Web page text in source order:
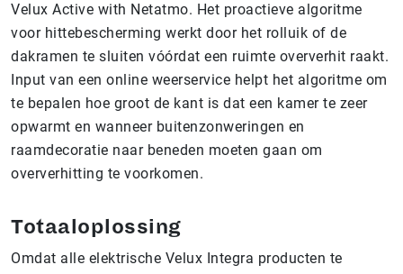
Velux Active with Netatmo. Het proactieve algoritme
voor hittebescherming werkt door het rolluik of de
dakramen te sluiten vóórdat een ruimte oververhit raakt.
Input van een online weerservice helpt het algoritme om
te bepalen hoe groot de kant is dat een kamer te zeer
opwarmt en wanneer buitenzonweringen en
raamdecoratie naar beneden moeten gaan om
oververhitting te voorkomen.
Totaaloplossing
Omdat alle elektrische Velux Integra producten te